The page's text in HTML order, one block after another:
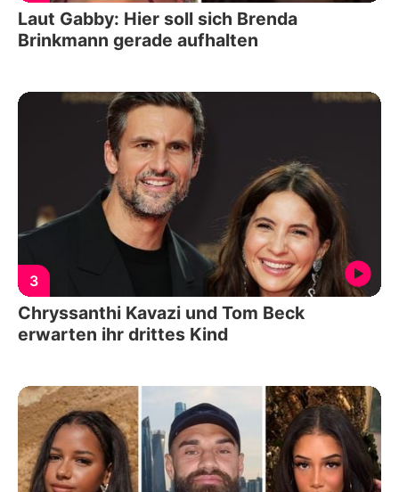
Laut Gabby: Hier soll sich Brenda
Brinkmann gerade aufhalten
3
Chryssanthi Kavazi und Tom Beck
erwarten ihr drittes Kind